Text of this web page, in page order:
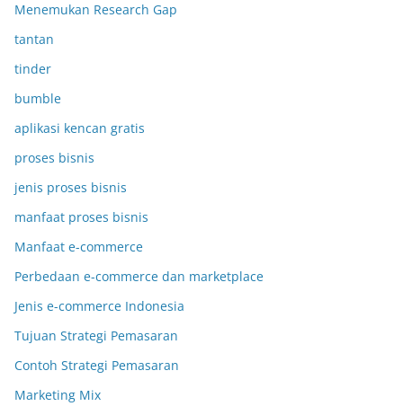
Menemukan Research Gap
tantan
tinder
bumble
aplikasi kencan gratis
proses bisnis
jenis proses bisnis
manfaat proses bisnis
Manfaat e-commerce
Perbedaan e-commerce dan marketplace
Jenis e-commerce Indonesia
Tujuan Strategi Pemasaran
Contoh Strategi Pemasaran
Marketing Mix